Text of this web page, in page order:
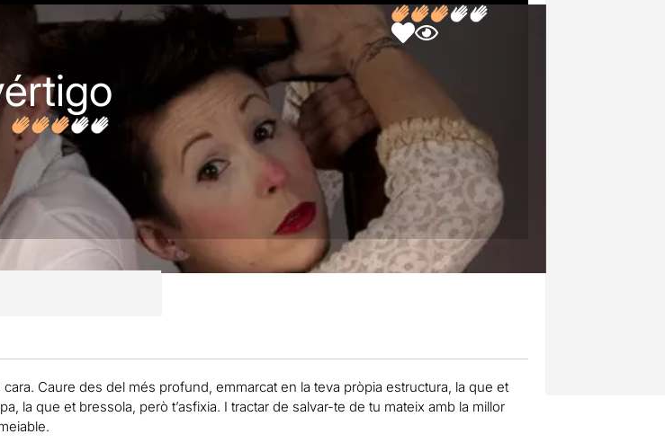
cara. Caure des del més profund, emmarcat en la teva pròpia estructura, la que et
la que et bressola, però t’asfixia. I tractar de salvar-te de tu mateix amb la millor